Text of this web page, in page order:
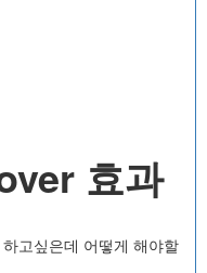
효과
고싶은데 어떻게 해야할